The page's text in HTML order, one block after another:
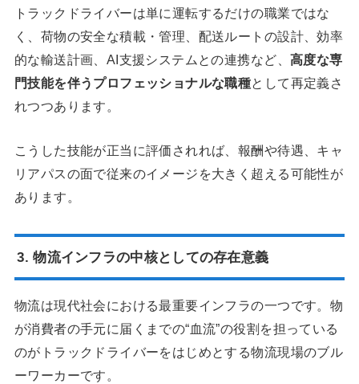
トラックドライバーは単に運転するだけの職業ではな
く、荷物の安全な積載・管理、配送ルートの設計、効率
的な輸送計画、AI支援システムとの連携など、 高度な専
門技能を伴うプロフェッショナルな職種として再定義さ
れつつあります。
こうした技能が正当に評価されれば、報酬や待遇、キャ
リアパスの面で従来のイメージを大きく超える可能性が
あります。
3. 物流インフラの中核としての存在意義
物流は現代社会における最重要インフラの一つです。物
が消費者の手元に届くまでの“血流”の役割を担っている
のがトラックドライバーをはじめとする物流現場のブル
ーワーカーです。